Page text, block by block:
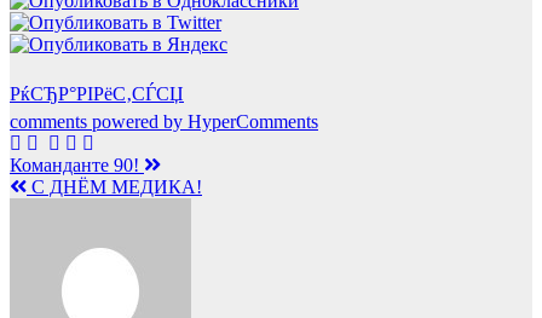
РќСЂР°РІРёС‚СЃСЏ
comments powered by HyperComments
Навигация
по
Команданте 90!
С ДНЁМ МЕДИКА!